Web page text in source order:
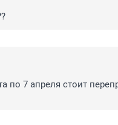
по 7 апреля стоит